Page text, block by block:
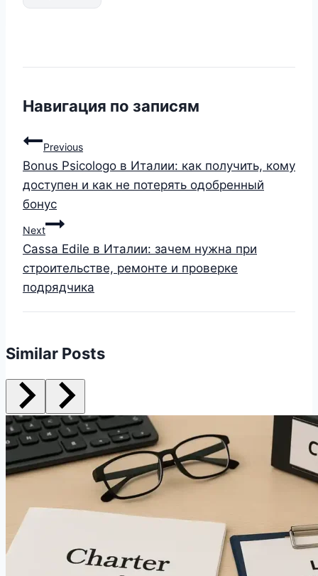
Навигация по записям
Previous
Bonus Psicologo в Италии: как получить, кому
доступен и как не потерять одобренный
бонус
Next
Cassa Edile в Италии: зачем нужна при
строительстве, ремонте и проверке
подрядчика
Similar Posts